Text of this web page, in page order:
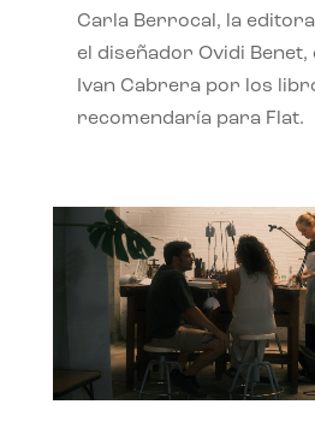
Carla Berrocal, la editora
el diseñador Ovidi
Ivan Cabrera por los
recomendaría para Flat.